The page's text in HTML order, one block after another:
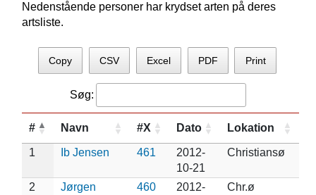
Nedenstående personer har krydset arten på deres
artsliste.
Copy CSV Excel PDF Print
Søg:
# Navn #X Dato Lokation
1 Ib Jensen 461
2012-
10-21
Christiansø
2
Jørgen
460
2012-
Chr.ø